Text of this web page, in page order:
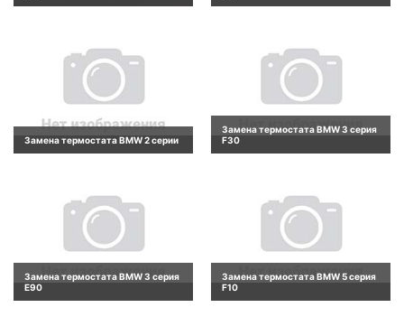
Замена термостата BMW 2 серии
Замена термостата BMW 3 серия
F30
Замена термостата BMW 3 серия
E90
Замена термостата BMW 5 серия
F10